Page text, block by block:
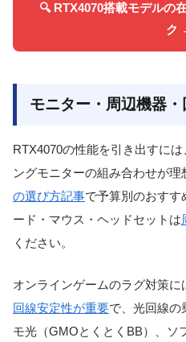
🔍 RTX4070搭載モデルの
ク
モニター・周辺機器
RTX4070の性能を引き出すに
ングモニターの組み合わせが理
の選び方記事で予算別のおすす
ード・マウス・ヘッドセットは
ください。
オンラインゲームのラグ対策に
回線安定性が重要で、光回線の
モ光（GMOとくとくBB）
ソ